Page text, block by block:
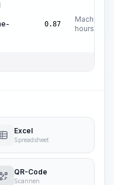
0.87
Machine
hours
Excel
Spreadsheet
QR-Code
Scannen